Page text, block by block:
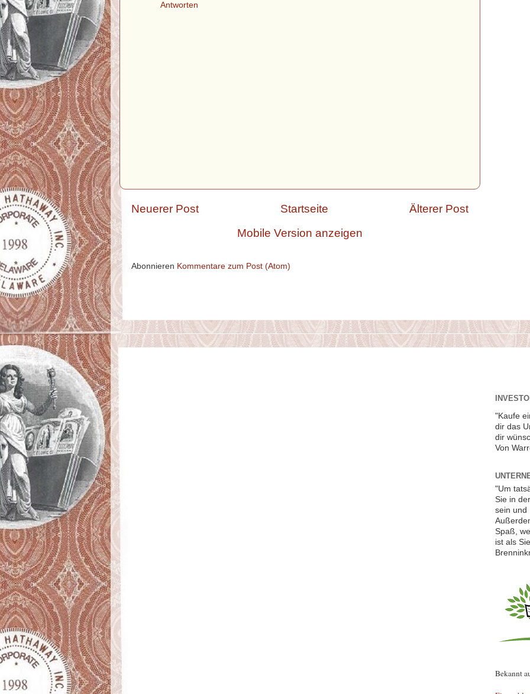
Antworten
Neuerer Post Älterer Post
Startseite
Mobile Version anzeigen
Abonnieren Kommentare zum Post (Atom)
"Kaufe
dir das
dir
Von
"Um
Sie in
sein und
Spaß,
ist als
Bekannt